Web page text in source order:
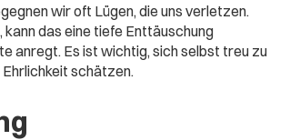
wir oft Lügen, die uns verletzen.
das eine tiefe Enttäuschung
anregt. Es ist wichtig, sich selbst treu zu
Ehrlichkeit schätzen.